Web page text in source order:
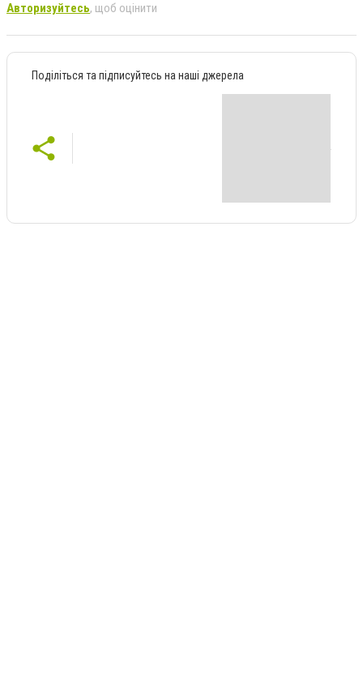
Авторизуйтесь, щоб оцінити
Поділіться та підписуйтесь на наші джерела